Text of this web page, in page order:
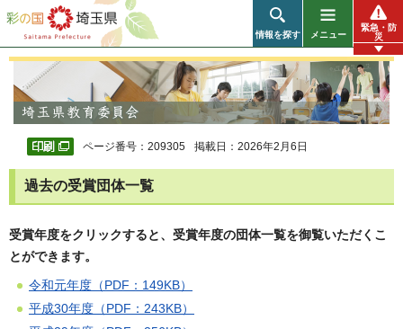
彩の国 埼玉県
情報を探す メニュー
緊急・防
災
ページ番号：209305 掲載日：2026年2月6日
過去の受賞団体一覧
受賞年度をクリックすると、受賞年度の団体一覧を御覧いただくこ
とができます。
令和元年度（PDF：149KB）
平成30年度（PDF：243KB）